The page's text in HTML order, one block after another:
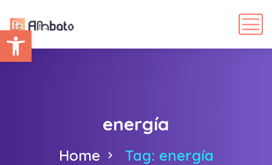
Abrir barra de herramientas
energía
Home Tag: energía